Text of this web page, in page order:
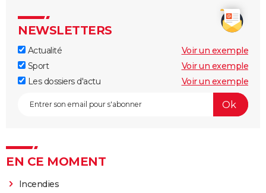
NEWSLETTERS
Actualité
Voir un exemple
Sport
Voir un exemple
Les dossiers d'actu
Voir un exemple
EN CE MOMENT
Incendies